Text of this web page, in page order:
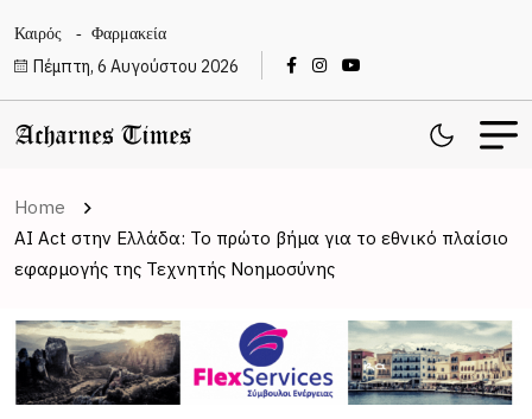
Καιρός Φαρμακεία
Πέμπτη, 6 Αυγούστου 2026
Home
AI Act στην Ελλάδα: Το πρώτο βήμα για το εθνικό πλαίσιο
εφαρμογής της Τεχνητής Νοημοσύνης